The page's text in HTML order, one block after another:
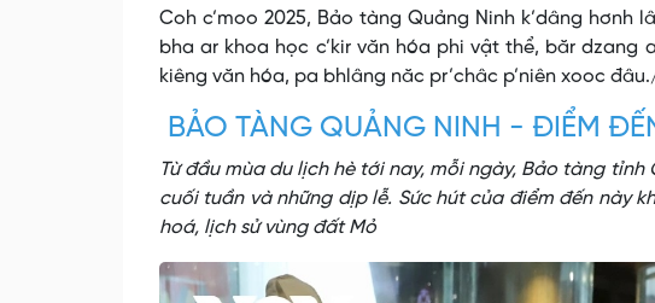
Coh c’moo 2025, Bảo tàng Quảng Ninh k’dâng hơnh
bha ar khoa học c’kir văn hóa phi vật thể, băr
kiêng văn hóa, pa bhlâng năc pr’châc p’niên xooc
BẢO TÀNG QUẢNG NINH - ĐIỂM
Từ đầu mùa du lịch hè tới nay, mỗi ngày, Bảo tàng
cuối tuần và những dịp lễ. Sức hút của điểm đến này
hoá, lịch sử vùng đất Mỏ